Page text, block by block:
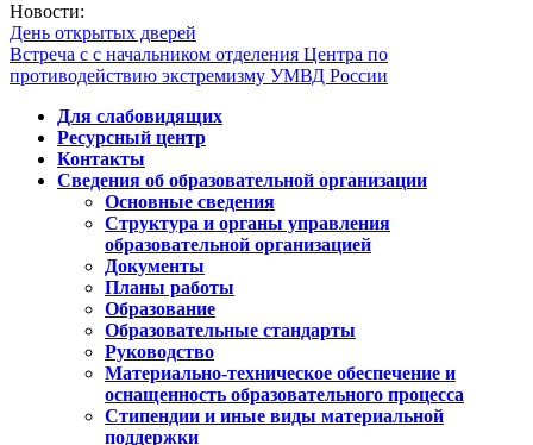
Новости:
День открытых дверей
Встреча с с начальником отделения Центра по
противодействию экстремизму УМВД России
Для слабовидящих
Ресурсный центр
Контакты
Сведения об образовательной организации
Основные сведения
Структура и органы управления
образовательной организацией
Документы
Планы работы
Образование
Образовательные стандарты
Руководство
Материально-техническое обеспечение и
оснащенность образовательного процесса
Стипендии и иные виды материальной
поддержки